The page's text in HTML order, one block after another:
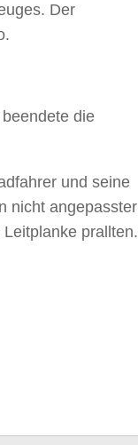
Der
die
und seine
nicht angepasster
prallten.